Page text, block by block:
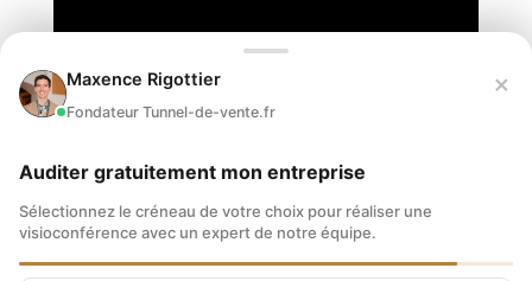
Maxence Rigottier
Fondateur Tunnel-de-vente.fr
×
Auditer gratuitement mon entreprise
Sélectionnez le créneau de votre choix pour réaliser une
visioconférence avec un expert de notre équipe.